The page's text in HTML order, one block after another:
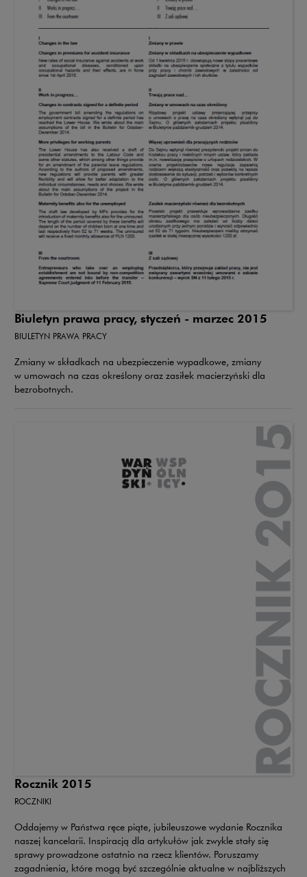
Biuletyn prawa pracy, styczeń - marzec 2015
BIULETYN PRAWA PRACY
Zmiany w składkach na ubezpieczenie wypadkowe, zmiany
w umowach na czas określony oraz zasiłek macierzyński dla
bezrobotnych.
Rocznik 2015
ROCZNIKI
Oddajemy w Państwa ręce piąte, jubileuszowe wydanie Rocznika
naszej kancelarii. Inspiracją dla artykułów jak zwykle stały się
sprawy prowadzone ostatnio na rzecz klientów. Poruszamy
zagadnienia, które mogą być szczególnie aktualne w najbliższych